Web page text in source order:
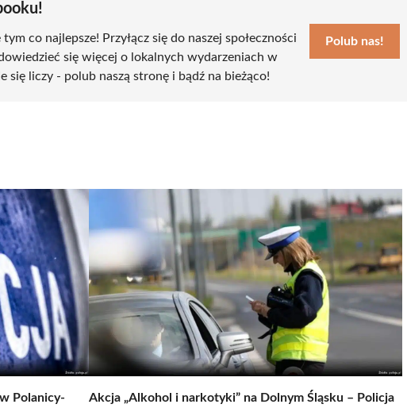
co najlepsze! Przyłącz się do naszej społeczności
się więcej o lokalnych wydarzeniach w
się liczy - polub naszą stronę i bądź na bieżąco!
Polub nas!
Polanicy-
Akcja „Alkohol i narkotyki” na Dolnym Śląsku – Policja